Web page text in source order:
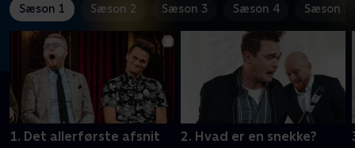
Sæson 1 Sæson 2 Sæson 3 Sæson 4 Sæson 5
1. Det allerførste afsnit 2. Hvad er en snekke?